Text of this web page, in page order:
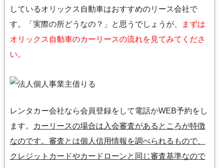
しているオリックス自動車はおすすめのリース会社で
す。「実際の所どうなの？」と思うでしょうが、
まずは
オリックス自動車のカーリースの流れを見てみてくださ
い。
レンタカー会社なら会員登録をして電話かWEB予約をし
ます。
カーリースの場合は入会審査があるところが特徴
なのです。審査とは個人信用情報を調べられるもので、
クレジットカードやカードローンと同じ審査基準なので